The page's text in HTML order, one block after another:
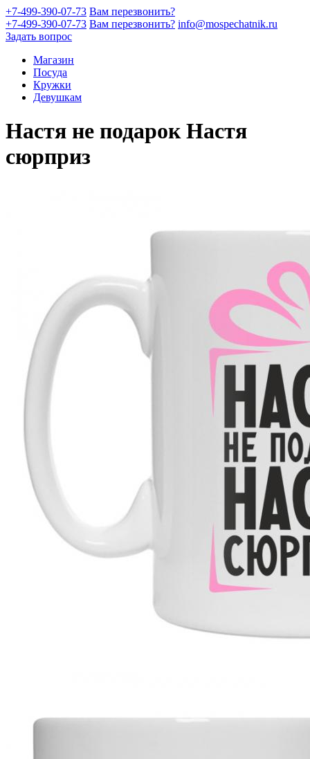
+7-499-390-07-73 Вам перезвонить?
+7-499-390-07-73 Вам перезвонить? info@mospechatnik.ru
Задать вопрос
Магазин
Посуда
Кружки
Девушкам
Настя не подарок Настя
сюрприз